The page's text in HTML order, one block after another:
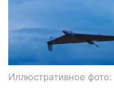
ua ru
Иллюстративное